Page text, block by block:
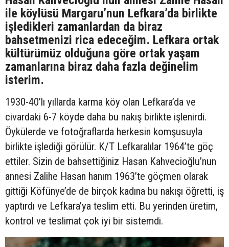
ile köylüsü Margaru’nun Lefkara’da birlikte
işledikleri zamanlardan da biraz
bahsetmenizi rica edeceğim. Lefkara ortak
kültürümüz olduğuna göre ortak yaşam
zamanlarına biraz daha fazla değinelim
isterim.
1930-40’lı yıllarda karma köy olan Lefkara’da ve
civardaki 6-7 köyde daha bu nakış birlikte işlenirdi.
Öykülerde ve fotoğraflarda herkesin komşusuyla
birlikte işlediği görülür. K/T Lefkaralılar 1964’te göç
ettiler. Sizin de bahsettiğiniz Hasan Kahvecioğlu’nun
annesi Zalihe Hasan hanım 1963’te göçmen olarak
gittiği Köfünye’de de birçok kadına bu nakışı öğretti, iş
yaptırdı ve Lefkara’ya teslim etti. Bu yerinden üretim,
kontrol ve teslimat çok iyi bir sistemdi.